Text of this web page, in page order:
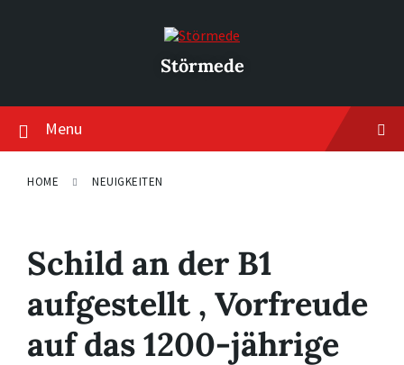
Störmede
Menu
HOME NEUIGKEITEN
Schild an der B1
aufgestellt , Vorfreude
auf das 1200-jährige